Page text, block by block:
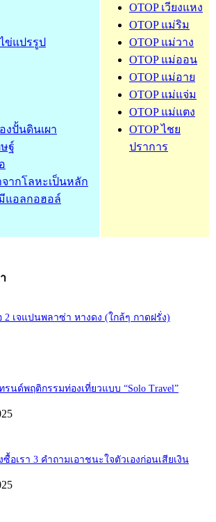
OTOP เวียงแหง
OTOP แม่ริม
OTOP แม่วาง
OTOP แม่ออน
OTOP แม่อาย
OTOP แม่แจ่ม
OTOP แม่แตง
OTOP ไชย
ปราการ
ข่แปรรูป
งปั้นดินเผา
ฐ์
ากโลหะเป็นหลัก
แอลกอฮอล์
เจแปนพลาซ่า หางดง (ใกล้ๆ กาดฝรั่ง)
รนด์พฤติกรรมท่องเที่ยวแบบ “Solo Travel”
อเรา 3 คำถามเอาชนะใจตัวเองก่อนเสียเงิน